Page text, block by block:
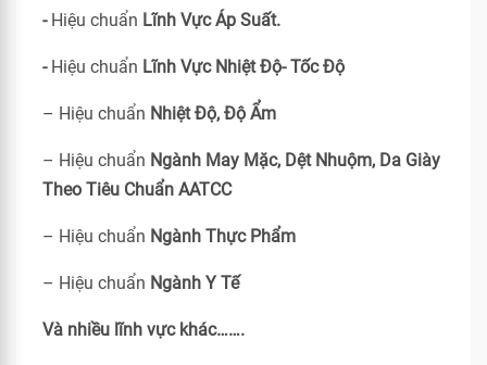
- Hiệu chuẩn Lĩnh Vực Áp Suất.
-Hiệu chuẩn Lĩnh Vực Nhiệt Độ- Tốc Độ
– Hiệu chuẩn Nhiệt Độ, Độ Ẩm
– Hiệu chuẩn Ngành May Mặc, Dệt Nhuộm, Da Giày
Theo Tiêu Chuẩn AATCC
– Hiệu chuẩn Ngành Thực Phẩm
– Hiệu chuẩn Ngành Y Tế
Và nhiều lĩnh vực khác…….